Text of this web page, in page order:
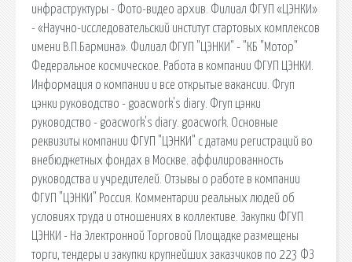
инфраструктуры - Фото-видео архив. Филиал ФГУП «ЦЭНКИ»
- «Научно-исследовательский институт стартовых комплексов
имени В.П.Бармина». Филиал ФГУП "ЦЭНКИ" - "КБ "Мотор"
Федеральное космическое. Работа в компании ФГУП ЦЭНКИ.
Информация о компании и все открытые вакансии. Фгуп
цэнки руководство - goacwork's diary. Фгуп цэнки
руководство - goacwork's diary. goacwork. Основные
реквизиты компании ФГУП "ЦЭНКИ" с датами регистраций во
внебюджетных фондах в Москве. аффилированность
руководства и учредителей. Отзывы о работе в компании
ФГУП "ЦЭНКИ" Россия. Комментарии реальных людей об
условиях труда и отношениях в коллективе. Закупки ФГУП
ЦЭНКИ - На Электронной Торговой Площадке размещены
торги, тендеры и закупки крупнейших заказчиков по 223 ФЗ